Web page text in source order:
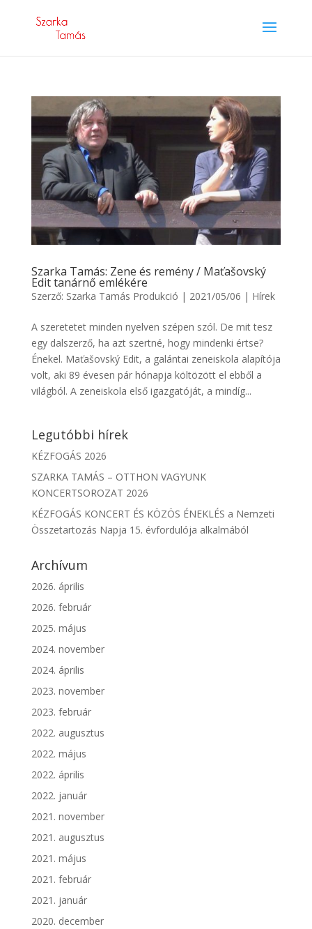
Szarka Tamás: Zene és remény / Maťašovský
Edit tanárnő emlékére
Szerző: Szarka Tamás Produkció | 2021/05/06 | Hírek
A szeretetet minden nyelven szépen szól. De mit tesz
egy dalszerző, ha azt szertné, hogy mindenki értse?
Énekel. Maťašovský Edit, a galántai zeneiskola alapítója
volt, aki 89 évesen pár hónapja költözött el ebből a
világból. A zeneiskola első igazgatóját, a mindíg...
Legutóbbi hírek
KÉZFOGÁS 2026
SZARKA TAMÁS – OTTHON VAGYUNK
KONCERTSOROZAT 2026
KÉZFOGÁS KONCERT ÉS KÖZÖS ÉNEKLÉS a Nemzeti
Összetartozás Napja 15. évfordulója alkalmából
Archívum
2026. április
2026. február
2025. május
2024. november
2024. április
2023. november
2023. február
2022. augusztus
2022. május
2022. április
2022. január
2021. november
2021. augusztus
2021. május
2021. február
2021. január
2020. december